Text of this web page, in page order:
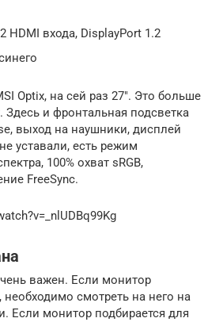
HDMI входа, DisplayPort 1.2
Optix, на сей раз 27″. Это больше
Здесь и фронтальная подсветка
выход на наушники, дисплей
уставали, есть режим
100% охват sRGB,
FreeSync.
важен. Если монитор
смотреть на него на
Если монитор подбирается для